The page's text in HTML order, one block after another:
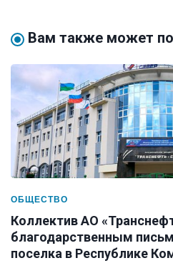
Вам также может
ОБЩЕСТВО
Коллектив АО
благодарственным
поселка в Республике